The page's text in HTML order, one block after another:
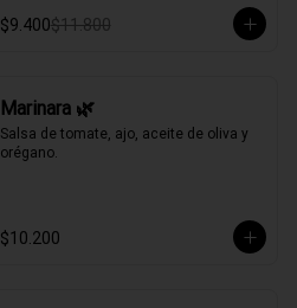
$9.400$11.800
Marinara 🌿
Salsa de tomate, ajo, aceite de oliva y
orégano.
$10.200